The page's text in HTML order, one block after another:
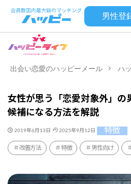
男性登
出会い恋愛のハッピーメール ハ
女性が思う「恋愛対象外」の
候補になる方法を解説
2019年6月13日 2025年9月12日 特徴
改善方法 特徴 男性向け